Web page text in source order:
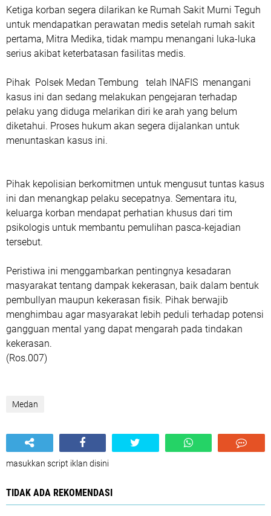
Ketiga korban segera dilarikan ke Rumah Sakit Murni Teguh
untuk mendapatkan perawatan medis setelah rumah sakit
pertama, Mitra Medika, tidak mampu menangani luka-luka
serius akibat keterbatasan fasilitas medis.
Pihak Polsek Medan Tembung telah INAFIS menangani
kasus ini dan sedang melakukan pengejaran terhadap
pelaku yang diduga melarikan diri ke arah yang belum
diketahui. Proses hukum akan segera dijalankan untuk
menuntaskan kasus ini.
Pihak kepolisian berkomitmen untuk mengusut tuntas kasus
ini dan menangkap pelaku secepatnya. Sementara itu,
keluarga korban mendapat perhatian khusus dari tim
psikologis untuk membantu pemulihan pasca-kejadian
tersebut.
Peristiwa ini menggambarkan pentingnya kesadaran
masyarakat tentang dampak kekerasan, baik dalam bentuk
pembullyan maupun kekerasan fisik. Pihak berwajib
menghimbau agar masyarakat lebih peduli terhadap potensi
gangguan mental yang dapat mengarah pada tindakan
kekerasan.
(Ros.007)
Medan
masukkan script iklan disini
TIDAK ADA REKOMENDASI